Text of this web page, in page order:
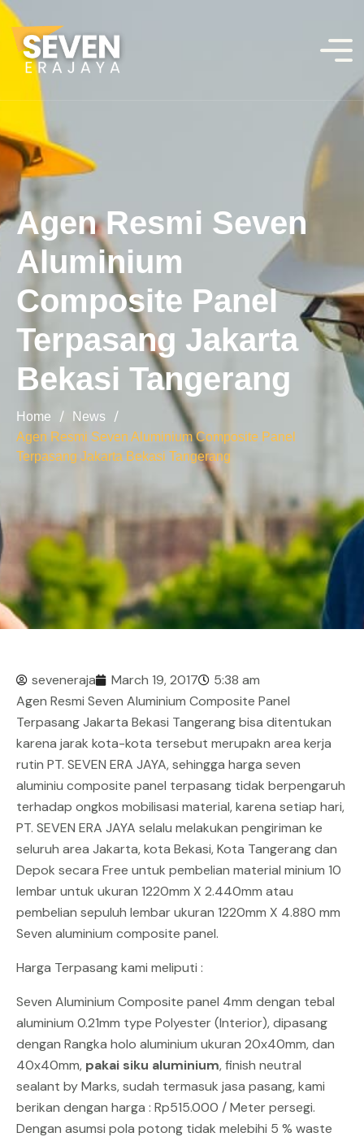
Agen Resmi Seven
Aluminium
Composite Panel
Terpasang Jakarta
Bekasi Tangerang
Home / News /
Agen Resmi Seven Aluminium Composite Panel
Terpasang Jakarta Bekasi Tangerang
seveneraja March 19, 2017
5:38 am
Agen Resmi Seven Aluminium Composite Panel
Terpasang Jakarta Bekasi Tangerang bisa ditentukan
karena jarak kota-kota tersebut merupakn area kerja
rutin PT. SEVEN ERA JAYA,sehingga harga seven
aluminiu composite panel terpasang tidak berpengaruh
terhadap ongkos mobilisasi material, karena setiap hari,
PT. SEVEN ERA JAYA selalu melakukan pengiriman ke
seluruh area Jakarta, kota Bekasi, Kota Tangerang dan
Depok secara Free untuk pembelian material minium 10
lembar untuk ukuran 1220mm X 2.440mm atau
pembelian sepuluh lembar ukuran 1220mm X 4.880 mm
Seven aluminium composite panel.
Harga Terpasang kami meliputi :
Seven Aluminium Composite panel 4mm dengan tebal
aluminium 0.21mm type Polyester (Interior), dipasang
dengan Rangka holo aluminium ukuran 20x40mm, dan
40x40mm, pakai siku aluminium, finish neutral
sealant by Marks, sudah termasuk jasa pasang, kami
berikan dengan harga : Rp515.000 / Meter persegi.
Dengan asumsi pola potong tidak melebihi 5 % waste